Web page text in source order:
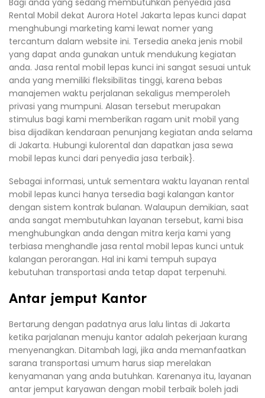
Rental Mobil dekat Aurora Hotel Jakarta lepas kunci dapat
menghubungi marketing kami lewat nomer yang
tercantum dalam website ini. Tersedia aneka jenis mobil
yang dapat anda gunakan untuk mendukung kegiatan
anda. Jasa rental mobil lepas kunci ini sangat sesuai untuk
anda yang memiliki fleksibilitas tinggi, karena bebas
manajemen waktu perjalanan sekaligus memperoleh
privasi yang mumpuni. Alasan tersebut merupakan
stimulus bagi kami memberikan ragam unit mobil yang
bisa dijadikan kendaraan penunjang kegiatan anda selama
di Jakarta. Hubungi kulorental dan dapatkan jasa sewa
mobil lepas kunci dari penyedia jasa terbaik}.
Sebagai informasi, untuk sementara waktu layanan rental
mobil lepas kunci hanya tersedia bagi kalangan kantor
dengan sistem kontrak bulanan. Walaupun demikian, saat
anda sangat membutuhkan layanan tersebut, kami bisa
menghubungkan anda dengan mitra kerja kami yang
terbiasa menghandle jasa rental mobil lepas kunci untuk
kalangan perorangan. Hal ini kami tempuh supaya
kebutuhan transportasi anda tetap dapat terpenuhi.
Antar jemput Kantor
Bertarung dengan padatnya arus lalu lintas di Jakarta
ketika parjalanan menuju kantor adalah pekerjaan kurang
menyenangkan. Ditambah lagi, jika anda memanfaatkan
sarana transportasi umum harus siap merelakan
kenyamanan yang anda butuhkan. Karenanya itu, layanan
antar jemput karyawan dengan mobil terbaik boleh jadi